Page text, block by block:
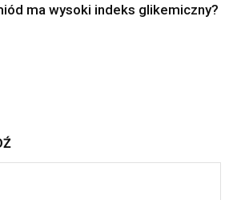
ma wysoki indeks glikemiczny?